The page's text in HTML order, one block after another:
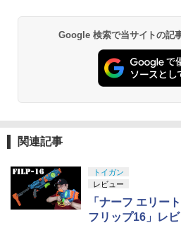
Google 検索で当サイトの記
関連記事
トイガン
レビュー
「ナーフ エリー
フリップ16」レ